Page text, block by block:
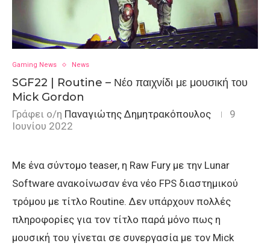
Gaming News News
SGF22 | Routine – Νέο παιχνίδι με μουσική του
Mick Gordon
Γράφει ο/η Παναγιώτης Δημητρακόπουλος
9
Ιουνίου 2022
Με ένα σύντομο teaser, η Raw Fury με την Lunar
Software ανακοίνωσαν ένα νέο FPS διαστημικού
τρόμου με τίτλο Routine. Δεν υπάρχουν πολλές
πληροφορίες για τον τίτλο παρά μόνο πως η
μουσική του γίνεται σε συνεργασία με τον Mick